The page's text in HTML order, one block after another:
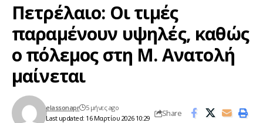
Πετρέλαιο: Οι τιμές
παραμένουν υψηλές, καθώς
ο πόλεμος στη Μ. Ανατολή
μαίνεται
Last updated: 16 Μαρτίου 2026 10:29
elassonapr 5 μήνες ago Share